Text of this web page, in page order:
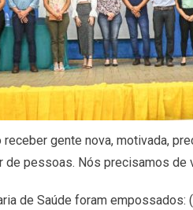
gente nova, motivada,
de pessoas. Nós precisamos de
de Saúde foram